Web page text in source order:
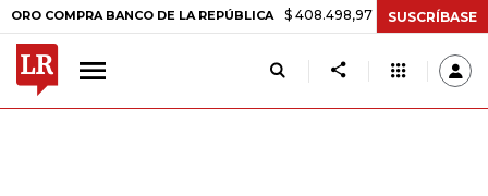
BANCO DE LA REPÚBLICA $ 408.498,97 +$ 8.753,81 +2,19%
SUSCRÍBASE